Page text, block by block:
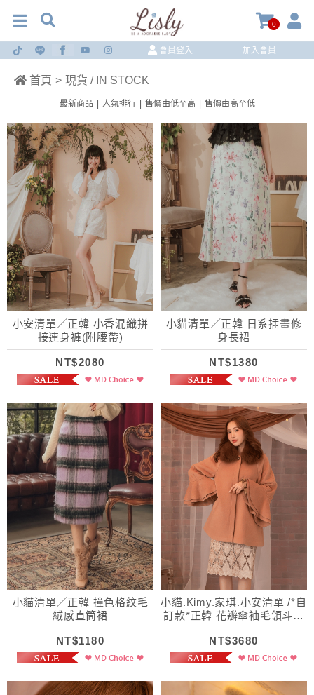
0
會員登入 加入會員
首頁 > 現貨 / IN STOCK
最新商品 人氣排行 售價由低至高 售價由高至低
小安清單／正韓 小香混織拼
接連身褲(附腰帶)
NT$2080
小貓清單／正韓 日系插畫修
身長裙
NT$1380
小貓清單／正韓 撞色格紋毛
絨感直筒裙
NT$1180
小貓.Kimy.家琪.小安清單 /*自
訂款*正韓 花瓣傘袖毛領斗篷
羊毛大衣
NT$3680